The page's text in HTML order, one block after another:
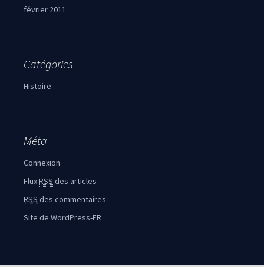
février 2011
Catégories
Histoire
Méta
Connexion
FluxRSS des articles
RSS des commentaires
Site de WordPress-FR